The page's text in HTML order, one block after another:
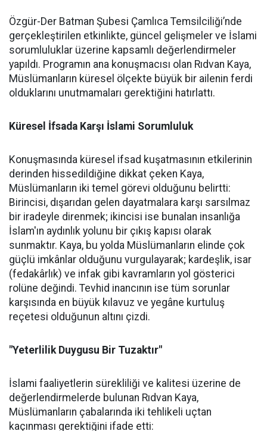
Özgür-Der Batman Şubesi Çamlıca Temsilciliği’nde
gerçekleştirilen etkinlikte, güncel gelişmeler ve İslami
sorumluluklar üzerine kapsamlı değerlendirmeler
yapıldı. Programın ana konuşmacısı olan Rıdvan Kaya,
Müslümanların küresel ölçekte büyük bir ailenin ferdi
olduklarını unutmamaları gerektiğini hatırlattı.
Küresel İfsada Karşı İslami Sorumluluk
Konuşmasında küresel ifsad kuşatmasının etkilerinin
derinden hissedildiğine dikkat çeken Kaya,
Müslümanların iki temel görevi olduğunu belirtti:
Birincisi, dışarıdan gelen dayatmalara karşı sarsılmaz
bir iradeyle direnmek; ikincisi ise bunalan insanlığa
İslam'ın aydınlık yolunu bir çıkış kapısı olarak
sunmaktır. Kaya, bu yolda Müslümanların elinde çok
güçlü imkânlar olduğunu vurgulayarak; kardeşlik, isar
(fedakârlık) ve infak gibi kavramların yol gösterici
rolüne değindi. Tevhid inancının ise tüm sorunlar
karşısında en büyük kılavuz ve yegâne kurtuluş
reçetesi olduğunun altını çizdi.
"Yeterlilik Duygusu Bir Tuzaktır"
İslami faaliyetlerin sürekliliği ve kalitesi üzerine de
değerlendirmelerde bulunan Rıdvan Kaya,
Müslümanların çabalarında iki tehlikeli uçtan
kaçınması gerektiğini ifade etti: